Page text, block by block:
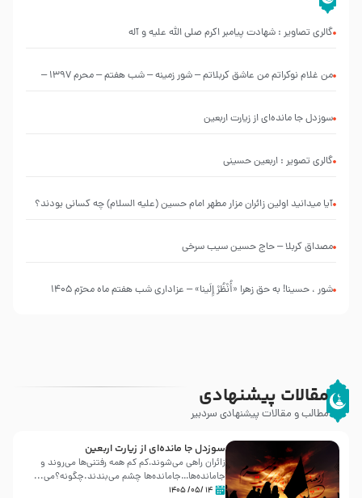
گالری تصاویر : شهادت پیامبر اکرم صلی الله علیه و آله
من غلام نوکراتم من عاشق کربلاتم – شور زمینه – شب هفتم – محرم 1397 –
سوزدل جا مانده‌ای از زیارت اربعین
گالری تصویر : اربعین حسینی
آیا میدانید اولین زائران مزار مطهر امام حسین (علیه السلام) چه کسانی بودند؟
مصداق کربلا – حاج حسین سیب سرخی
شور ، حسینا! به‌ حق زهرا «أُنْظُرْ إِلَینا» – عزاداری شب هفتم ماه محرّم 1405
مقالات پیشنهادی
مطالب و مقالات پیشنهادی سردبیر
سوزدل جا مانده‌ای از زیارت اربعین
زائران راهی می‌شوند،کم‌ کم همه رفتنی‌ها می‌روند و
جامانده‌ها…جامانده‌ها چشم می‌بندند.چگونه؟می‌...
۱۴ /۰۵/ ۱۴۰۵